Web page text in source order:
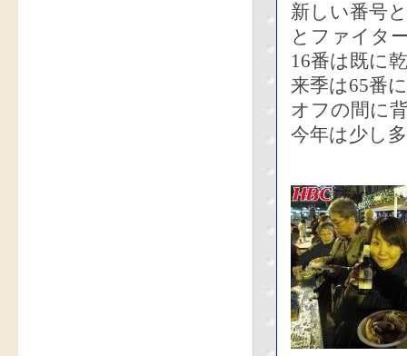
新しい番号
とファイタ
16番は既に
来季は65番
オフの間に
今年は少し